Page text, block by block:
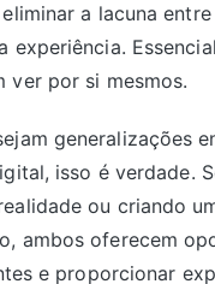
a lacuna
experiência.
ver por si mesmos.
generalizações
isso é verdade.
ou criando
ambos oferecem
e proporcionar